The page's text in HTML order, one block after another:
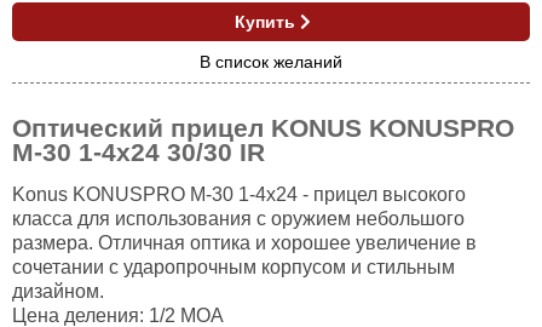
Купить
В список желаний
Оптический прицел KONUS KONUSPRO
M-30 1-4x24 30/30 IR
Konus KONUSPRO M-30 1-4x24 - прицел высокого
класса для использования с оружием небольшого
размера. Отличная оптика и хорошее увеличение в
сочетании с ударопрочным корпусом и стильным
дизайном.
Цена деления: 1/2 МОА